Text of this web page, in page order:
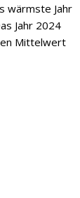
wärmste Jahr
Jahr 2024
Mittelwert